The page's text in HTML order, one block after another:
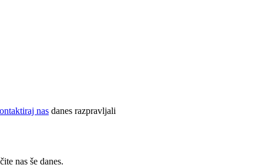
nas danes razpravljali
nas še danes.